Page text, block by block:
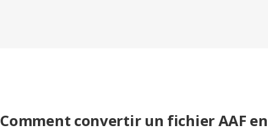
Comment convertir un fichier AAF